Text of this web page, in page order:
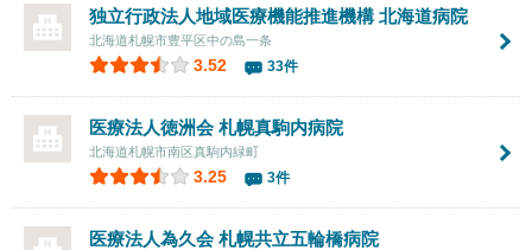
独立行政法人地域医療機能推進機構 北海道病院
北海道札幌市豊平区中の島一条
3.52 33件
医療法人徳洲会札幌真駒内病院
北海道札幌市南区真駒内緑町
3.25 3件
医療法人為久会 札幌共立五輪橋病院